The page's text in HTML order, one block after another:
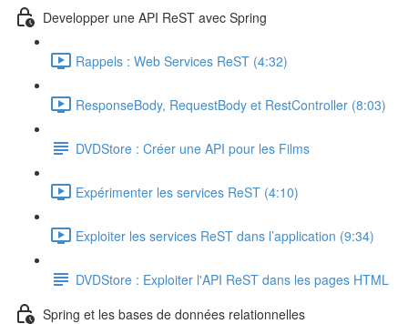
Developper une API ReST avec Spring
Rappels : Web Services ReST (4:32)
ResponseBody, RequestBody et RestController (8:03)
DVDStore : Créer une API pour les Films
Expérimenter les services ReST (4:10)
Exploiter les services ReST dans l’application (9:34)
DVDStore : Exploiter l'API ReST dans les pages HTML
Spring et les bases de données relationnelles